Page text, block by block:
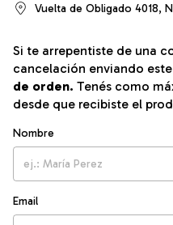
Vuelta de Obligado 4018,
Si te arrepentiste de una
cancelación enviando
de orden. Tenés como
desde que recibiste el
Nombre
Email